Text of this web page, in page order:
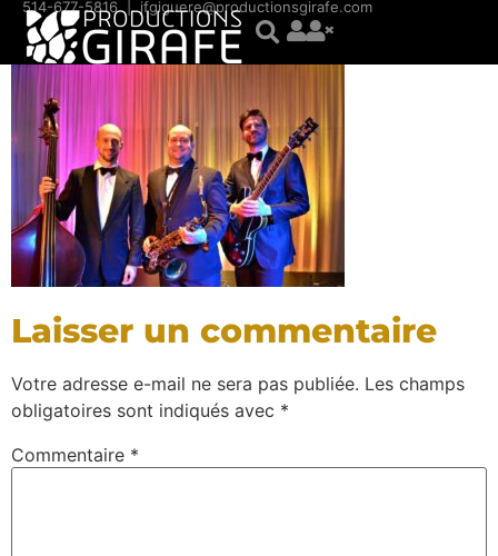
principal
514-677-5816|jfgiguere@productionsgirafe.com
Laisser un commentaire
Votre adresse e-mail ne sera pas publiée. Les champs
obligatoires sont indiqués avec *
Commentaire *